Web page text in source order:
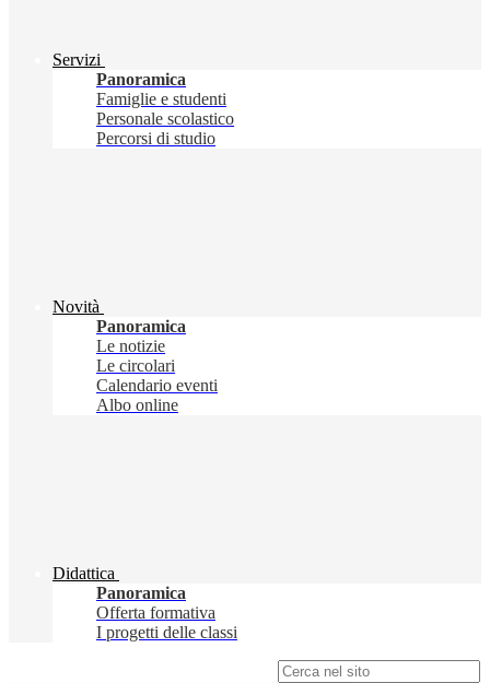
Servizi
Panoramica
Famiglie e studenti
Personale scolastico
Percorsi di studio
Novità
Panoramica
Le notizie
Le circolari
Calendario eventi
Albo online
Didattica
Panoramica
Offerta formativa
I progetti delle classi